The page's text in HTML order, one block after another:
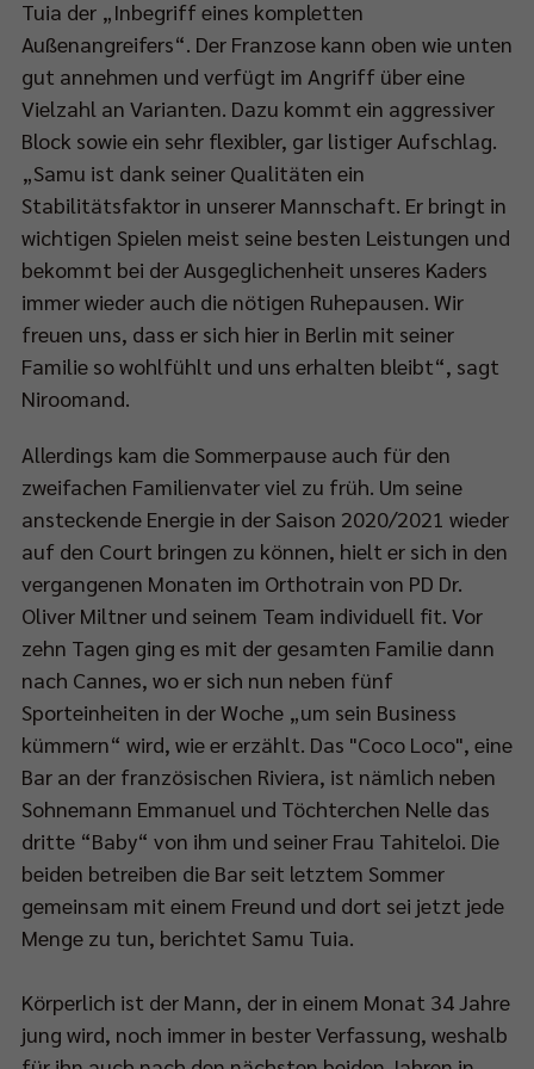
Tuia der „Inbegriff eines kompletten
Außenangreifers“. Der Franzose kann oben wie unten
gut annehmen und verfügt im Angriff über eine
Vielzahl an Varianten. Dazu kommt ein aggressiver
Block sowie ein sehr flexibler, gar listiger Aufschlag.
„Samu ist dank seiner Qualitäten ein
Stabilitätsfaktor in unserer Mannschaft. Er bringt in
wichtigen Spielen meist seine besten Leistungen und
bekommt bei der Ausgeglichenheit unseres Kaders
immer wieder auch die nötigen Ruhepausen. Wir
freuen uns, dass er sich hier in Berlin mit seiner
Familie so wohlfühlt und uns erhalten bleibt“, sagt
Niroomand.
Allerdings kam die Sommerpause auch für den
zweifachen Familienvater viel zu früh. Um seine
ansteckende Energie in der Saison 2020/2021 wieder
auf den Court bringen zu können, hielt er sich in den
vergangenen Monaten im Orthotrain von PD Dr.
Oliver Miltner und seinem Team individuell fit. Vor
zehn Tagen ging es mit der gesamten Familie dann
nach Cannes, wo er sich nun neben fünf
Sporteinheiten in der Woche „um sein Business
kümmern“ wird, wie er erzählt. Das "Coco Loco", eine
Bar an der französischen Riviera, ist nämlich neben
Sohnemann Emmanuel und Töchterchen Nelle das
dritte “Baby“ von ihm und seiner Frau Tahiteloi. Die
beiden betreiben die Bar seit letztem Sommer
gemeinsam mit einem Freund und dort sei jetzt jede
Menge zu tun, berichtet Samu Tuia.
Körperlich ist der Mann, der in einem Monat 34 Jahre
jung wird, noch immer in bester Verfassung, weshalb
bit.ly/SPORT1StreamPokalfinale